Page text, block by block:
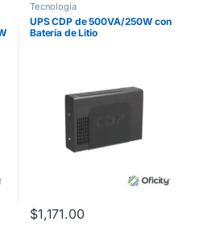
Tecnología
UPS CDP de 500VA/250W con
Batería de Litio
$1,171.00